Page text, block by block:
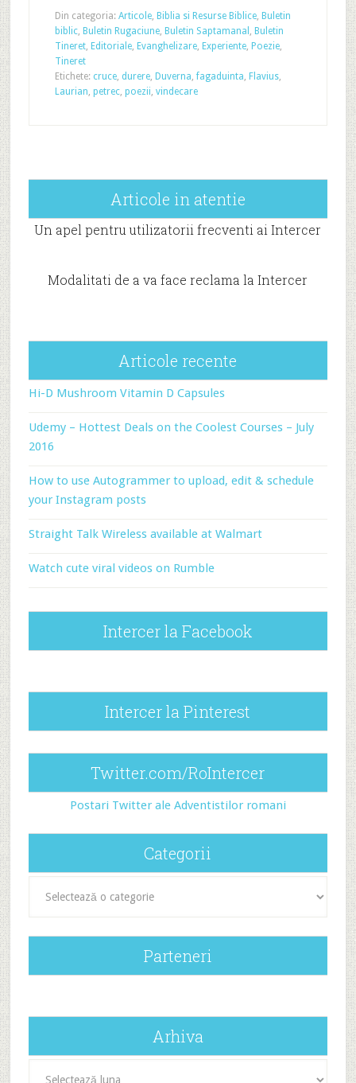
Din categoria: Articole, Biblia si Resurse Biblice, Buletin
biblic, Buletin Rugaciune, Buletin Saptamanal , Buletin
Tineret, Editoriale, Evanghelizare, Experiente, Poezie,
Tineret
Etichete: cruce, durere, Duverna,fagaduinta, Flavius,
Laurian, petrec, poezii, vindecare
Articole in atentie
Un apel pentru utilizatorii frecventi ai Intercer
Modalitati de a va face reclama la Intercer
Articole recente
Hi-D Mushroom Vitamin D Capsules
Udemy – Hottest Deals on the Coolest Courses – July
2016
How to use Autogrammer to upload, edit & schedule
your Instagram posts
Straight Talk Wireless available at Walmart
Watch cute viral videos on Rumble
Intercer la Facebook
Intercer la Pinterest
Twitter.com/RoIntercer
Postari Twitter ale Adventistilor romani
Categorii
Parteneri
Arhiva